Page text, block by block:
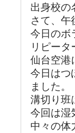
出身校の
さて、午
今日のボ
リピー
仙台空港
今日はつ
ました。
溝切り班
今回は湿
中々の体